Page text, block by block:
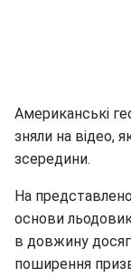
Американські
зняли на відео,
зсередини.
На
основи
в довжину
поширення